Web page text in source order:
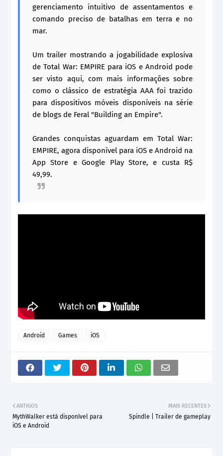
gerenciamento intuitivo de assentamentos e
comando preciso de batalhas em terra e no
mar.
Um trailer mostrando a jogabilidade explosiva
de Total War: EMPIRE para iOS e Android pode
ser visto aqui, com mais informações sobre
como o clássico de estratégia AAA foi trazido
para dispositivos móveis disponíveis na série
de blogs de Feral "Building an Empire".
Grandes conquistas aguardam em Total War:
EMPIRE, agora disponível para iOS e Android na
App Store e Google Play Store, e custa R$
49,99.
Android Games iOS
MAIS RECENTES
Spindle | Trailer de gameplay
ANTIGOS
MythWalker está disponível para
iOS e Android